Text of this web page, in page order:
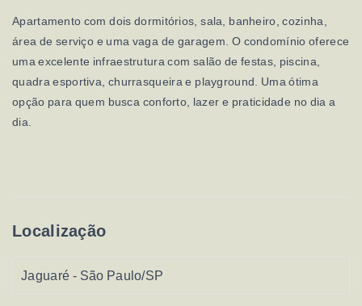
Apartamento com dois dormitórios, sala, banheiro, cozinha,
área de serviço e uma vaga de garagem. O condomínio oferece
uma excelente infraestrutura com salão de festas, piscina,
quadra esportiva, churrasqueira e playground. Uma ótima
opção para quem busca conforto, lazer e praticidade no dia a
dia.
Localização
Jaguaré - São Paulo/SP